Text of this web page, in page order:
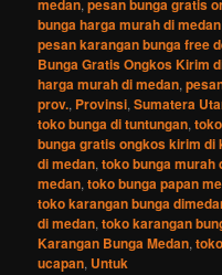
medan,pesan bunga gratis
bunga harga murah di medan
pesan karangan bunga free
Bunga Gratis Ongkos Kirim
harga murah di medan,
prov., Provinsi,Sumatera
toko bunga di tuntungan,
bunga gratis ongkos kirim di
di medan,toko bunga murah
medan,toko bunga papan
toko karangan bunga
di medan,toko karangan
Karangan Bunga Medan,
ucapan, Untuk